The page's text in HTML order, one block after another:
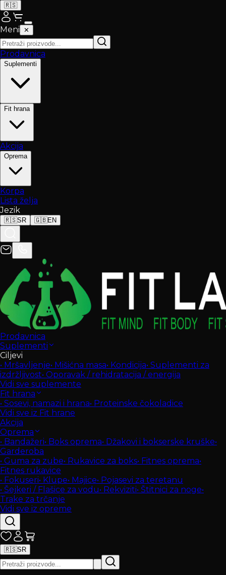
🇷🇸
Meni ✕
Prodavnica
Suplementi
Fit hrana
Akcija
Oprema
Korpa
Lista želja
Jezik
🇷🇸SR 🇬🇧EN
Prodavnica
Suplementi
Ciljevi
• Mršavljenje• Mišićna masa• Kondicija• Suplementi za
izdržljivost• Oporavak / rehidratacija / energija
Vidi sve suplemente
Fit hrana
• Sosevi, namazi i hrana• Proteinske čokoladice
Vidi sve iz Fit hrane
Akcija
Oprema
• Bandažeri• Boks oprema• Džakovi i bokserske kruške•
Garderoba
• Guma za zube• Rukavice za boks• Fitnes oprema•
Fitnes rukavice
• Fokuseri• Klupe• Majice• Pojasevi za teretanu
• Šejkeri / Flašice za vodu• Rekviziti• Štitnici za noge•
Trake za trčanje
Vidi sve iz opreme
🇷🇸SR